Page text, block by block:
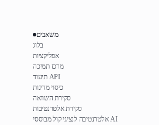
משאבים
בלוג
אפליקציות
מרכז תמיכה
תיעוד API
כיסוי מדינות
סקירת השוואה
סקירת אלטרנטיבות
אלטרנטיבה לנציגי קול מבוססי AI